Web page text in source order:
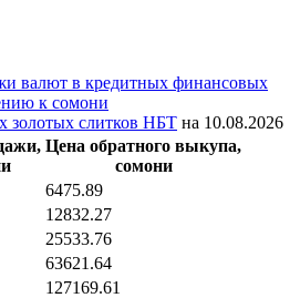
валют в кредитных финансовых
к сомони
золотых слитков НБТ на 10.08.2026
Цена обратного выкупа,
сомони
6475.89
12832.27
25533.76
63621.64
127169.61